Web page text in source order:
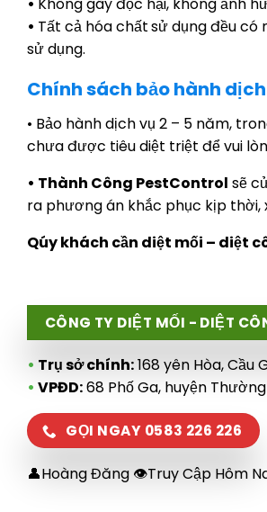
• Tất cả hóa chấtsử dụng đều có
sử dụng.
Chính sách bảo hành
• Bảo hành dịch vụ 2 – 5 năm,
chưa được tiêu diệt triệt để vui
• Thành Công PestControl sẽ
ra phương án khắc phục kịp
Qúy khách cần diệt mối – diệt
CÔNG TY DIỆT MỐI - DIỆT
• Trụ sở chính:168 yên Hòa, Cầu
• VPĐD:68 Phố Ga, huyện Thường
GỌI NGAY 0583 226 226
👤Hoàng Đăng 👁Truy Cập Hôm